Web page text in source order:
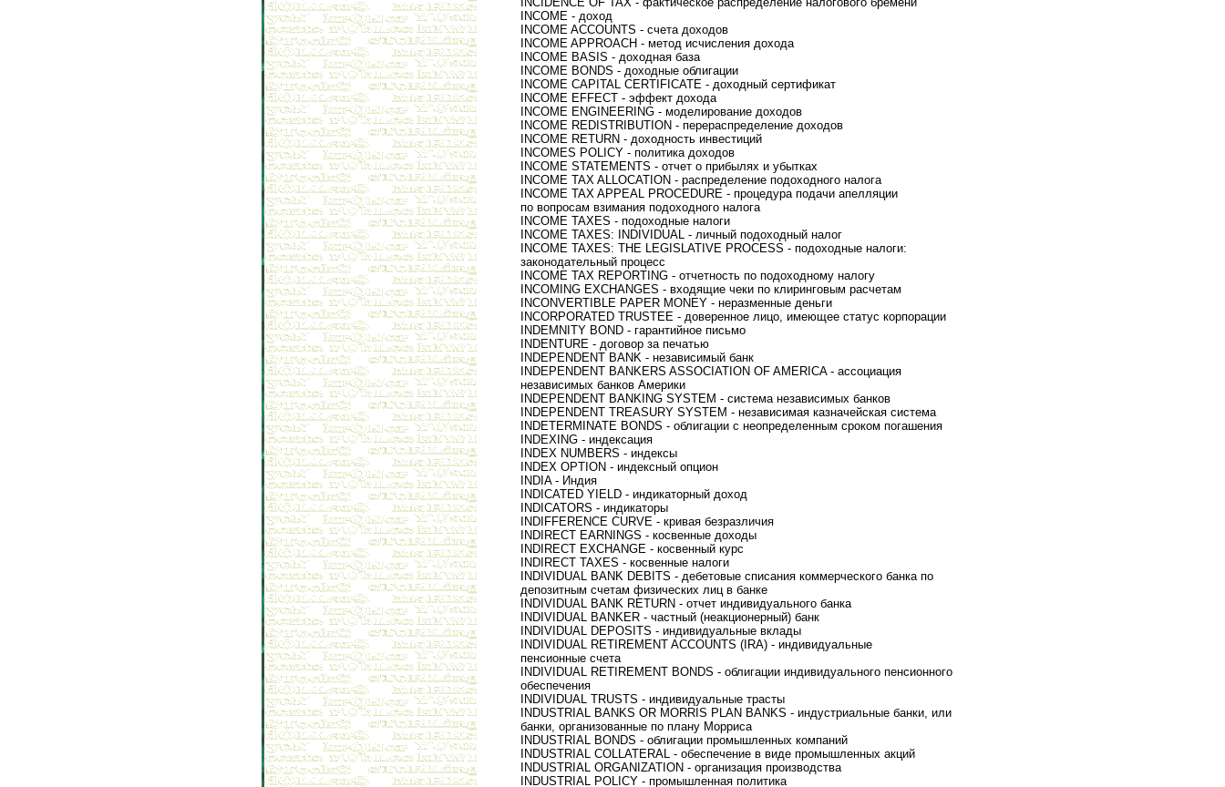
INCOME - доход
INCOME ACCOUNTS - счета доходов
INCOME APPROACH - метод исчисления дохода
INCOME BASIS - доходная база
INCOME BONDS - доходные облигации
INCOME CAPITAL CERTIFICATE - доходный сертификат
INCOME EFFECT - эффект дохода
INCOME ENGINEERING - моделирование доходов
INCOME REDISTRIBUTION - перераспределение доходов
INCOME RETURN - доходность инвестиций
INCOMES POLICY - политика доходов
INCOME STATEMENTS - отчет о прибылях и убытках
INCOME TAX ALLOCATION - распределение подоходного налога
INCOME TAX APPEAL PROCEDURE - процедура подачи апелляции
по вопросам взимания подоходного налога
INCOME TAXES - подоходные налоги
INCOME TAXES: INDIVIDUAL - личный подоходный налог
INCOME TAXES: THE LEGISLATIVE PROCESS - подоходные налоги:
законодательный процесс
INCOME TAX REPORTING - отчетность по подоходному налогу
INCOMING EXCHANGES - входящие чеки по клиринговым расчетам
INCONVERTIBLE PAPER MONEY - неразменные деньги
INCORPORATED TRUSTEE - доверенное лицо, имеющее статус корпорации
INDEMNITY BOND - гарантийное письмо
INDENTURE - договор за печатью
INDEPENDENT BANK - независимый банк
INDEPENDENT BANKERS ASSOCIATION OF AMERICA - ассоциация
независимых банков Америки
INDEPENDENT BANKING SYSTEM - система независимых банков
INDEPENDENT TREASURY SYSTEM - независимая казначейская система
INDETERMINATE BONDS - облигации с неопределенным сроком погашения
INDEXING - индексация
INDEX NUMBERS - индексы
INDEX OPTION - индексный опцион
INDIA - Индия
INDICATED YIELD - индикаторный доход
INDICATORS - индикаторы
INDIFFERENCE CURVE - кривая безразличия
INDIRECT EARNINGS - косвенные доходы
INDIRECT EXCHANGE - косвенный курс
INDIRECT TAXES - косвенные налоги
INDIVIDUAL BANK DEBITS - дебетовые списания коммерческого банка по
депозитным счетам физических лиц в банке
INDIVIDUAL BANK RETURN - отчет индивидуального банка
INDIVIDUAL BANKER - частный (неакционерный) банк
INDIVIDUAL DEPOSITS - индивидуальные вклады
INDIVIDUAL RETIREMENT ACCOUNTS (IRA) - индивидуальные
пенсионные счета
INDIVIDUAL RETIREMENT BONDS - облигации индивидуального пенсионного
обеспечения
INDIVIDUAL TRUSTS - индивидуальные трасты
INDUSTRIAL BANKS OR MORRIS PLAN BANKS - индустриальные банки, или
банки, организованные по плану Морриса
INDUSTRIAL BONDS - облигации промышленных компаний
INDUSTRIAL COLLATERAL - обеспечение в виде промышленных акций
INDUSTRIAL ORGANIZATION - организация производства
INDUSTRIAL POLICY - промышленная политика